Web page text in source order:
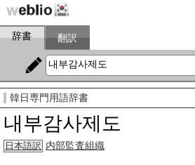
辞書 翻訳
韓日専門用語辞書
내부감사제도
日本語訳 内部監査組織